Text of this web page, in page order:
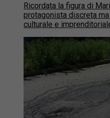
Ricordata la figura di
protagonista discreta
culturale e